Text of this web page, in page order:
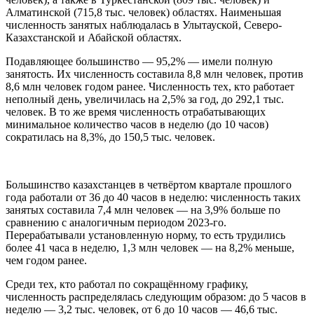
Алматинской (715,8 тыс. человек) областях. Наименьшая
численность занятых наблюдалась в Улытауской, Северо-
Казахстанской и Абайской областях.
Подавляющее большинство — 95,2% — имели полную
занятость. Их численность составила 8,8 млн человек, против
8,6 млн человек годом ранее. Численность тех, кто работает
неполный день, увеличилась на 2,5% за год, до 292,1 тыс.
человек. В то же время численность отрабатывающих
минимальное количество часов в неделю (до 10 часов)
сократилась на 8,3%, до 150,5 тыс. человек.
Большинство казахстанцев в четвёртом квартале прошлого
года работали от 36 до 40 часов в неделю: численность таких
занятых составила 7,4 млн человек — на 3,9% больше по
сравнению с аналогичным периодом 2023-го.
Перерабатывали установленную норму, то есть трудились
более 41 часа в неделю, 1,3 млн человек — на 8,2% меньше,
чем годом ранее.
Среди тех, кто работал по сокращённому графику,
численность распределялась следующим образом: до 5 часов в
неделю — 3,2 тыс. человек, от 6 до 10 часов — 46,6 тыс.